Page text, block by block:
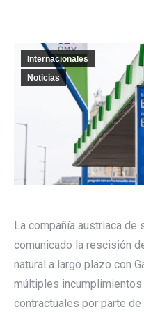
Internacionales
Noticias
La compañía austriaca de
comunicado la rescisión
natural a largo plazo con
múltiples
contractuales por parte